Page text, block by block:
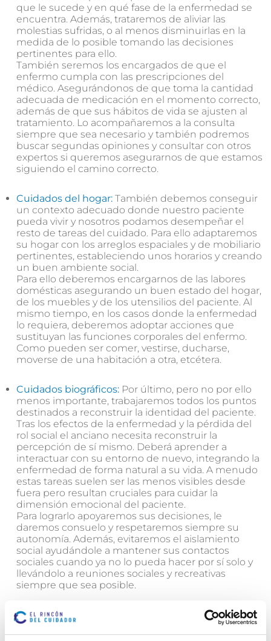
que le sucede y en qué fase de la enfermedad se
encuentra. Además, trataremos de aliviar las
molestias sufridas, o al menos disminuirlas en la
medida de lo posible tomando las decisiones
pertinentes para ello.
También seremos los encargados de que el
enfermo cumpla con las prescripciones del
médico. Asegurándonos de que toma la cantidad
adecuada de medicación en el momento correcto,
además de que sus hábitos de vida se ajusten al
tratamiento. Lo acompañaremos a la consulta
siempre que sea necesario y también podremos
buscar segundas opiniones y consultar con otros
expertos si queremos asegurarnos de que estamos
siguiendo el camino correcto.
Cuidados del hogar: También debemos conseguir
un contexto adecuado donde nuestro paciente
pueda vivir y nosotros podamos desempeñar el
resto de tareas del cuidado. Para ello adaptaremos
su hogar con los arreglos espaciales y de mobiliario
pertinentes, estableciendo unos horarios y creando
un buen ambiente social.
Para ello deberemos encargarnos de las labores
domésticas asegurando un buen estado del hogar,
de los muebles y de los utensilios del paciente. Al
mismo tiempo, en los casos donde la enfermedad
lo requiera, deberemos adoptar acciones que
sustituyan las funciones corporales del enfermo.
Como pueden ser comer, vestirse, ducharse,
moverse de una habitación a otra, etcétera.
Cuidados biográficos: Por último, pero no por ello
menos importante, trabajaremos todos los puntos
destinados a reconstruir la identidad del paciente.
Tras los efectos de la enfermedad y la pérdida del
rol social el anciano necesita reconstruir la
percepción de sí mismo. Deberá aprender a
interactuar con su entorno de nuevo, integrando la
enfermedad de forma natural a su vida. A menudo
estas tareas suelen ser las menos visibles desde
fuera pero resultan cruciales para cuidar la
dimensión emocional del paciente.
Para lograrlo apoyaremos sus decisiones, le
daremos consuelo y respetaremos siempre su
autonomía. Además, evitaremos el aislamiento
social ayudándole a mantener sus contactos
sociales cuando ya no lo pueda hacer por sí solo y
llevándolo a reuniones sociales y recreativas
siempre que sea posible.
Y finalmente debemos recordar la importancia que
tiene la relación que establezcamos entre nosotros
(cuidadores) y nuestros pacientes. Nos convertiremos